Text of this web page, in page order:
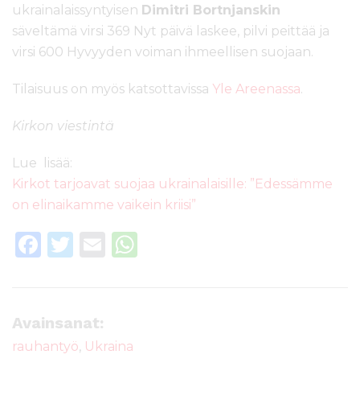
ukrainalaissyntyisen Dimitri Bortnjanskin
säveltämä virsi 369 Nyt päivä laskee, pilvi peittää ja
virsi 600 Hyvyyden voiman ihmeellisen suojaan.
Tilaisuus on myös katsottavissa Yle Areenassa.
Kirkon viestintä
Lue lisää:
Kirkot tarjoavat suojaa ukrainalaisille: ”Edessämme
on elinaikamme vaikein kriisi”
F
e
b
T
te
r
E
Avainsanat:
rauhantyö, Ukraina